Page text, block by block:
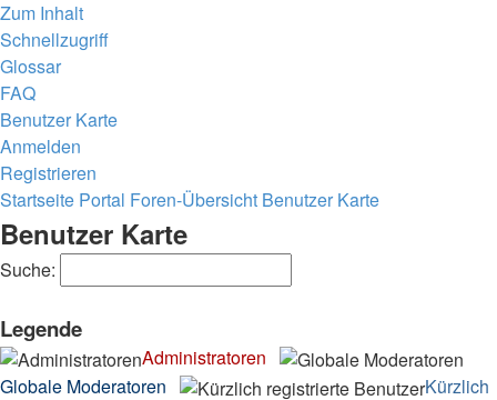
Zum Inhalt
Schnellzugriff
Glossar
FAQ
Benutzer Karte
Anmelden
Registrieren
Startseite Portal Foren-Übersicht Benutzer Karte
Benutzer Karte
Suche:
Legende
Administratoren
Globale Moderatoren
Kürzlich